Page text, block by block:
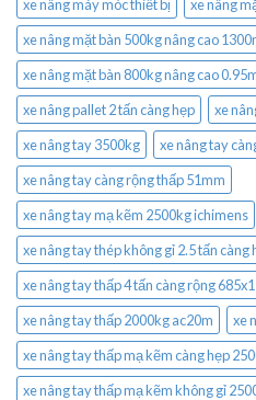
xe nâng máy móc thiết bị
xe nâng
xe nâng mặt bàn 500kg nâng cao
xe nâng mặt bàn 800kg nâng cao
xe nâng pallet 2 tấn càng hẹp
xe
xe nâng tay 3500kg
xe nâng tay
xe nâng tay càng rộng thấp 51mm
xe nâng tay mạ kẽm 2500kg ichimens
xe nâng tay thép không gỉ 2.5 tấn càng
xe nâng tay thấp 4 tấn càng rộng
xe nâng tay thấp 2000kg ac20m
xe
xe nâng tay thấp mạ kẽm càng hẹp
xe nâng tay thấp mạ kẽm không gỉ